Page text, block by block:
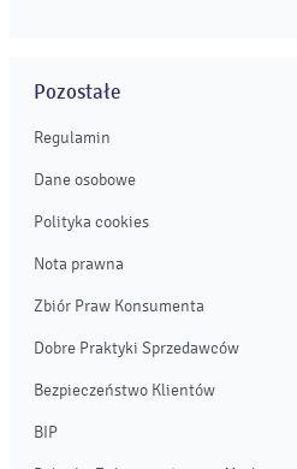
Pozostałe
Regulamin
Dane osobowe
Polityka cookies
Nota prawna
Zbiór Praw Konsumenta
Dobre Praktyki Sprzedawców
Bezpieczeństwo Klientów
BIP